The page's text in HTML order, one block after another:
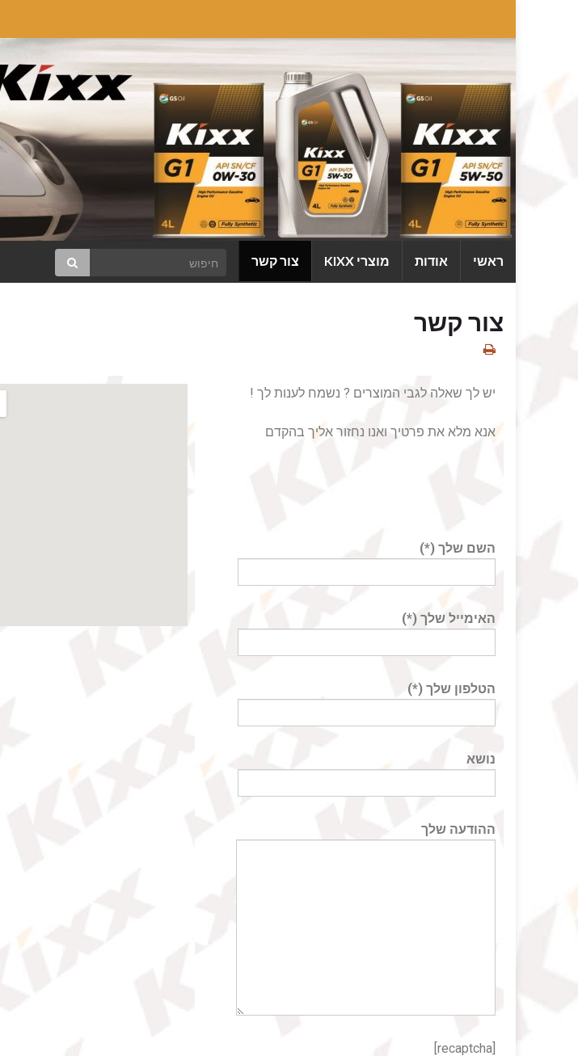
ראשי אודות מוצרי KIXX צור קשר
צור קשר
יש לך שאלה לגבי המוצרים ? נשמח לענות לך !
אנא מלא את פרטיך ואנו נחזור אליך בהקדם
השם שלך (*)
האימייל שלך (*)
הטלפון שלך (*)
נושא
ההודעה שלך